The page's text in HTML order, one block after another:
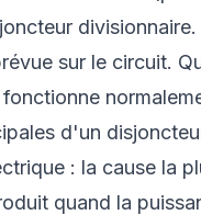
sur le circuit.
d'un
: la cause la
quand la